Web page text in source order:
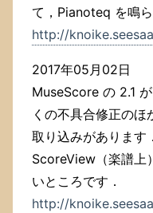
て，Pianoteq を鳴
http://
2017年05月02日
MuseScore の 2.1
くの不具合修正の
取り込みがあります
ScoreView（楽譜上
いところです．
http://